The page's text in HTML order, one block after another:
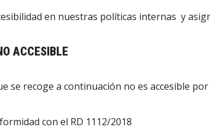
en nuestras políticas internas y
ACCESIBLE
se recoge a continuación no es accesible
con el RD 1112/2018